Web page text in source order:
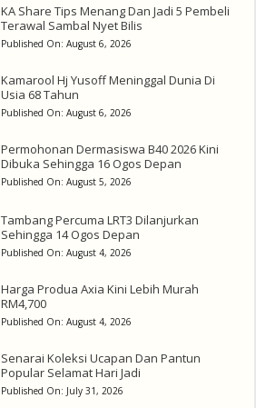
KA Share Tips Menang Dan Jadi 5 Pembeli
Terawal Sambal Nyet Bilis
Published On: August 6, 2026
Kamarool Hj Yusoff Meninggal Dunia Di
Usia 68 Tahun
Published On: August 6, 2026
Permohonan Dermasiswa B40 2026 Kini
Dibuka Sehingga 16 Ogos Depan
Published On: August 5, 2026
Tambang Percuma LRT3 Dilanjurkan
Sehingga 14 Ogos Depan
Published On: August 4, 2026
Harga Produa Axia Kini Lebih Murah
RM4,700
Published On: August 4, 2026
Senarai Koleksi Ucapan Dan Pantun
Popular Selamat Hari Jadi
Published On: July 31, 2026